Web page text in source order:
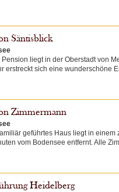
Säntisblick
Pension liegt in der Oberstadt von
erstreckt sich eine wunderschöne
Zimmermann
geführtes Haus liegt in
vom Bodensee entfernt. Alle
Heidelberg